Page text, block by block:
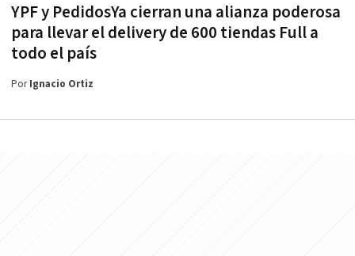
YPF y PedidosYa cierran una alianza poderosa
para llevar el delivery de 600 tiendas Full a
todo el país
PorIgnacio Ortiz